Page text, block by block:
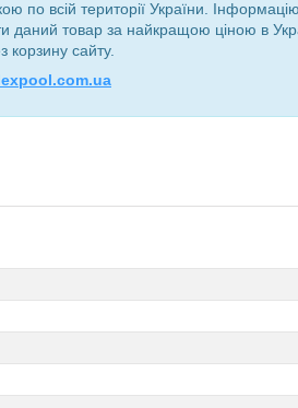
по всій території України. Інформацію
даний товар за найкращою ціною в
корзину сайту.